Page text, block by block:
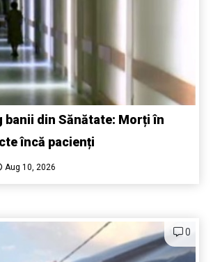
banii din Sănătate: Morți în
încă pacienți
Aug 10, 2026
0